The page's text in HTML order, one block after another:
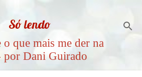
Só lendo
o que mais me der na
por Dani Guirado